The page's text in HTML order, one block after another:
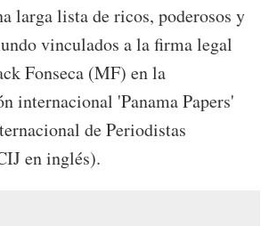
larga lista de ricos, poderosos y
vinculados a la firma legal
Fonseca (MF) en la
internacional 'Panama Papers'
de Periodistas
en inglés).